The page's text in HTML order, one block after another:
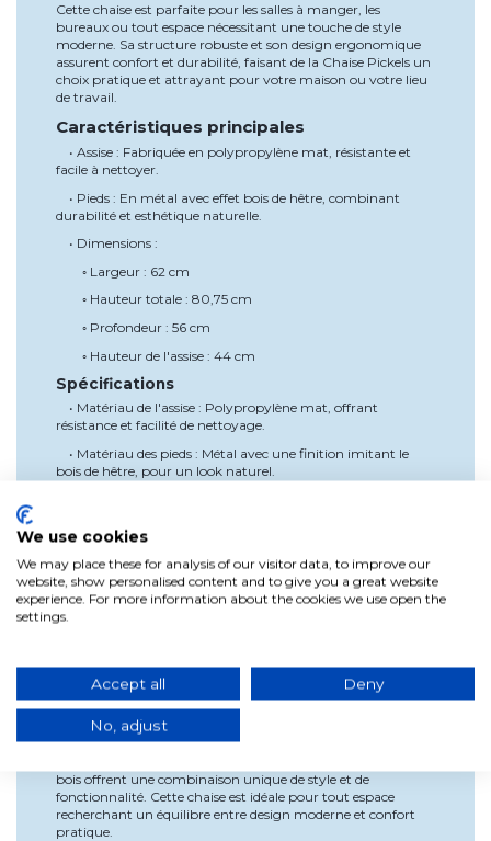
Cette chaise est parfaite pour les salles à manger, les
bureaux ou tout espace nécessitant une touche de style
moderne. Sa structure robuste et son design ergonomique
assurent confort et durabilité, faisant de la Chaise Pickels un
choix pratique et attrayant pour votre maison ou votre lieu
de travail.
Caractéristiques principales
• Assise : Fabriquée en polypropylène mat, résistante et
facile à nettoyer.
• Pieds : En métal avec effet bois de hêtre, combinant
durabilité et esthétique naturelle.
• Dimensions :
◦ Largeur : 62 cm
◦ Hauteur totale : 80,75 cm
◦ Profondeur : 56 cm
◦ Hauteur de l'assise : 44 cm
Spécifications
• Matériau de l'assise : Polypropylène mat, offrant
résistance et facilité de nettoyage.
• Matériau des pieds : Métal avec une finition imitant le
bois de hêtre, pour un look naturel.
• Dimensions :
◦ Largeur : 62 cm
◦ Hauteur totale : 80,75 cm
◦ Profondeur : 56 cm
Avantages
La Chaise Pickels Rose Pâle se distingue par son design
attrayant et contemporain, sa structure robuste et ses
matériaux de haute qualité. L'assise en polypropylène mat
bois offrent une combinaison unique de style et de
fonctionnalité. Cette chaise est idéale pour tout espace
recherchant un équilibre entre design moderne et confort
pratique.
We use cookies
We may place these for analysis of our visitor data, to improve our
website, show personalised content and to give you a great website
experience. For more information about the cookies we use open the
settings.
Accept all Deny
No, adjust